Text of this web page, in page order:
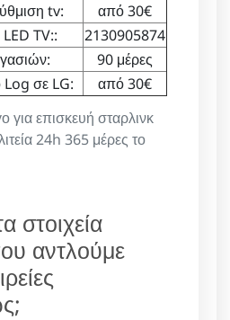
για επισκευή σταρλινκ
24h 365 μέρες το
tv:
από 30€
TV::
2130905874
90 μέρες
Log σε LG:
από 30€
στοιχεία
αντλούμε